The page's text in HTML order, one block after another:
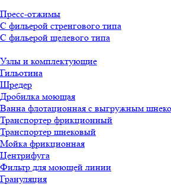
Пресс-отжимы
С фильерой стренгового типа
С фильерой щелевого типа
Узлы и комплектующие
Гильотина
Шредер
Дробилка моющая
Ванна флотационная с выгружным
Транспортер фрикционный
Транспортер шнековый
Мойка фрикционная
Центрифуга
Фильтр для моющей линии
Грануляция